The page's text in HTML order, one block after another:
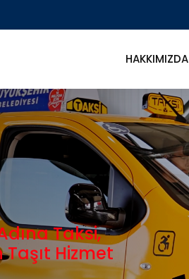
HAKKIMIZDA
2020
Şirketlerine